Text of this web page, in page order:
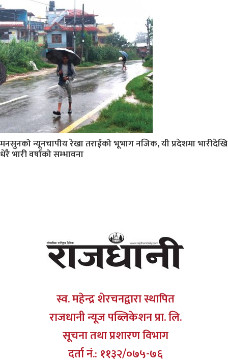
मनसुनको न्यूनचापीय रेखा तराईको भूभाग नजिक, यी प्रदेशमा भारीदेखि
धेरै भारी वर्षाको सम्भावना
स्व. महेन्द्र शेरचनद्वारा स्थापित
राजधानी न्यूज पब्लिकेशन प्रा. लि.
सूचना तथा प्रशारण विभाग
दर्ता नं.: ११३२/०७५-७६